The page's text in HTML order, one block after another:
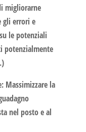
migliorarne
gli errori e
le potenziali
potenzialmente
Massimizzare la
nel posto e al